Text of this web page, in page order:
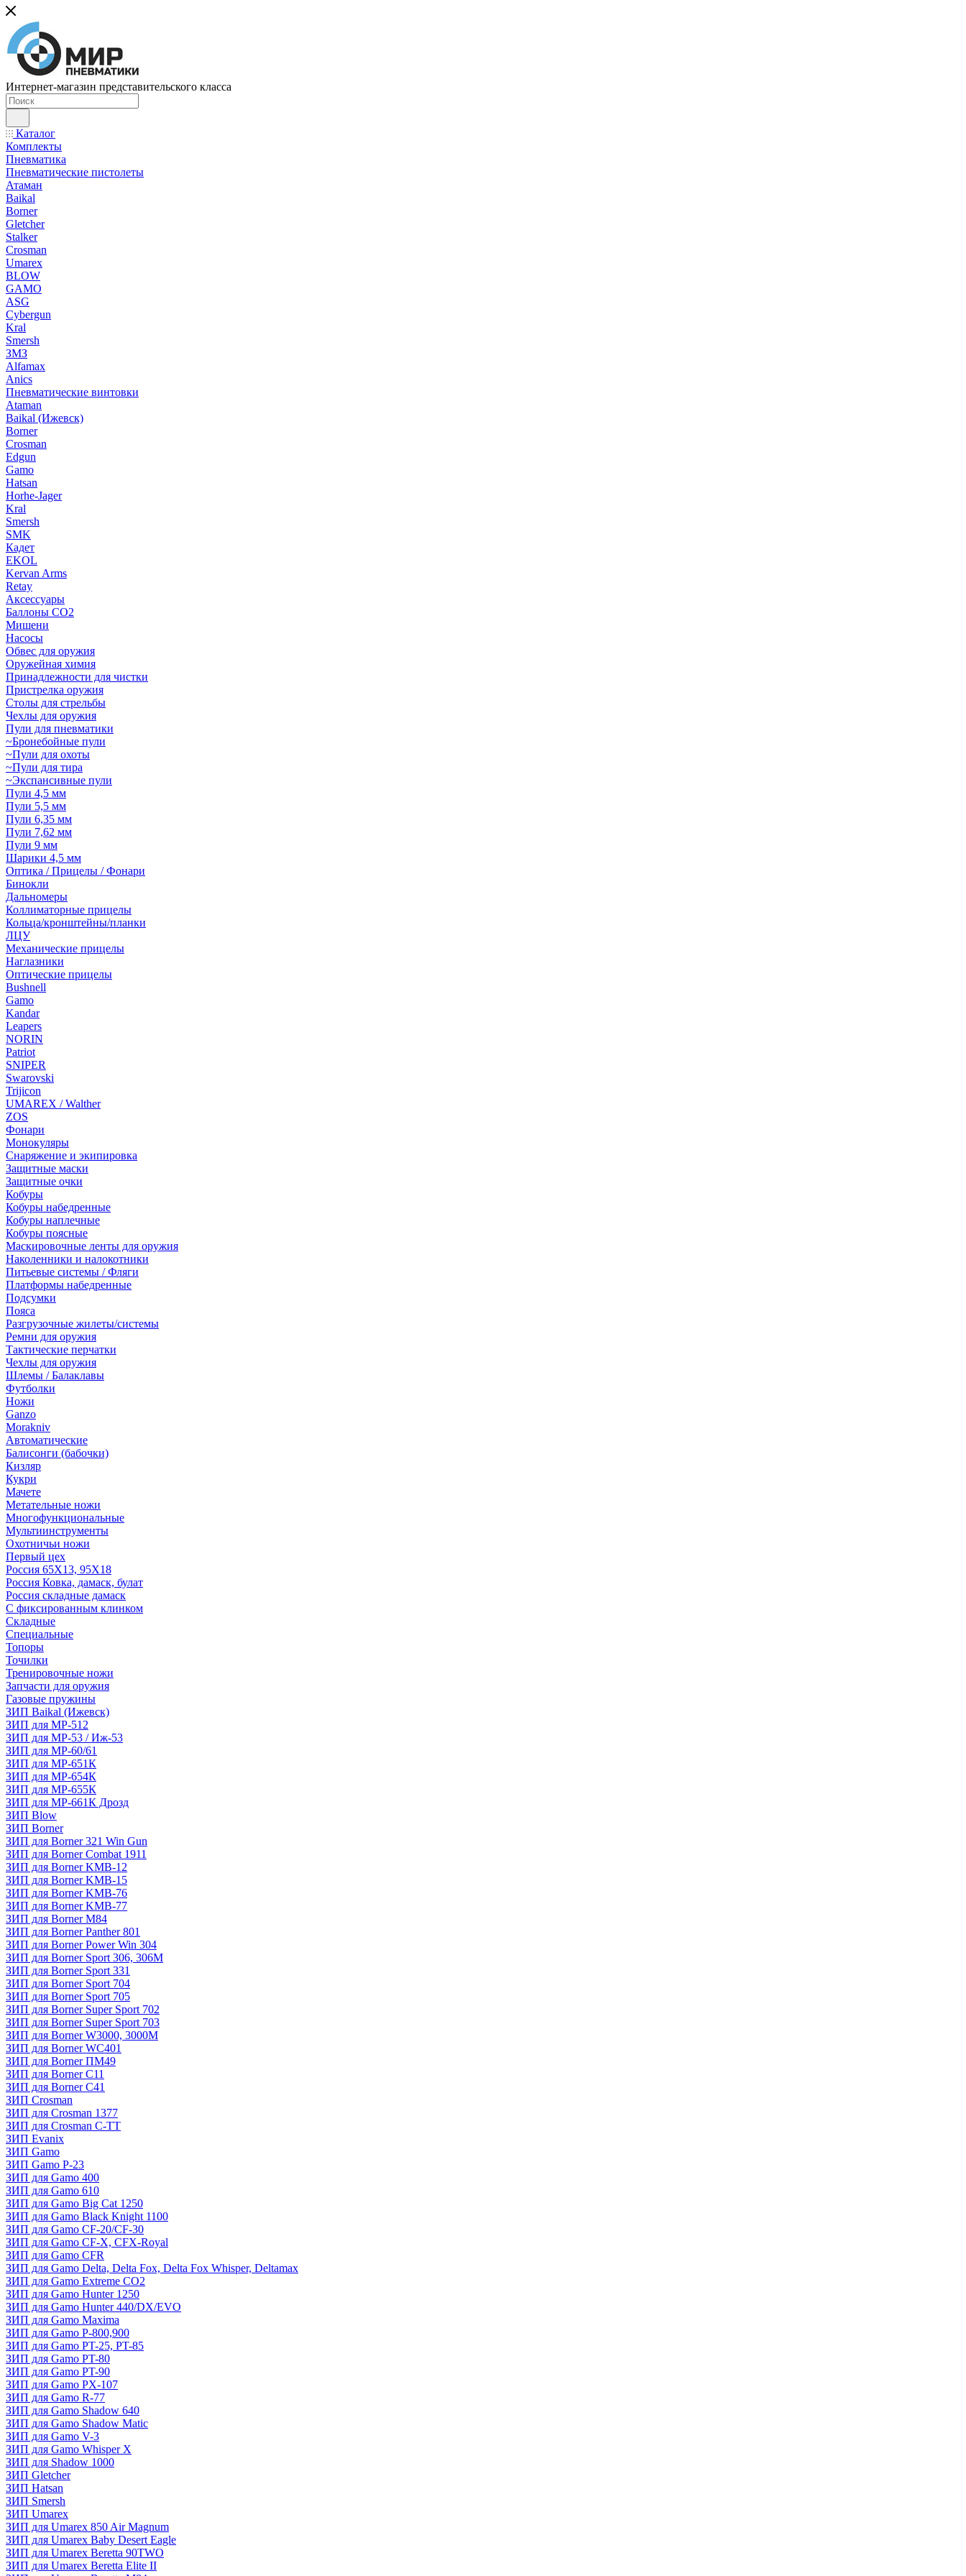
Интернет-магазин представительского класса
Каталог
Комплекты
Пневматика
Пневматические пистолеты
Атаман
Baikal
Borner
Gletcher
Stalker
Crosman
Umarex
BLOW
GAMO
ASG
Cybergun
Kral
Smersh
ЗМЗ
Alfamax
Anics
Пневматические винтовки
Ataman
Baikal (Ижевск)
Borner
Crosman
Edgun
Gamo
Hatsan
Horhe-Jager
Kral
Smersh
SMK
Кадет
EKOL
Kervan Arms
Retay
Аксессуары
Баллоны СО2
Мишени
Насосы
Обвес для оружия
Оружейная химия
Принадлежности для чистки
Пристрелка оружия
Столы для стрельбы
Чехлы для оружия
Пули для пневматики
~Бронебойные пули
~Пули для охоты
~Пули для тира
~Экспансивные пули
Пули 4,5 мм
Пули 5,5 мм
Пули 6,35 мм
Пули 7,62 мм
Пули 9 мм
Шарики 4,5 мм
Оптика / Прицелы / Фонари
Бинокли
Дальномеры
Коллиматорные прицелы
Кольца/кронштейны/планки
ЛЦУ
Механические прицелы
Наглазники
Оптические прицелы
Bushnell
Gamo
Kandar
Leapers
NORIN
Patriot
SNIPER
Swarovski
Trijicon
UMAREX / Walther
ZOS
Фонари
Монокуляры
Снаряжение и экипировка
Защитные маски
Защитные очки
Кобуры
Кобуры набедренные
Кобуры наплечные
Кобуры поясные
Маскировочные ленты для оружия
Наколенники и налокотники
Питьевые системы / Фляги
Платформы набедренные
Подсумки
Пояса
Разгрузочные жилеты/системы
Ремни для оружия
Тактические перчатки
Чехлы для оружия
Шлемы / Балаклавы
Футболки
Ножи
Ganzo
Morakniv
Автоматические
Балисонги (бабочки)
Кизляр
Кукри
Мачете
Метательные ножи
Многофункциональные
Мультиинструменты
Охотничьи ножи
Первый цех
Россия 65Х13, 95Х18
Россия Ковка, дамаск, булат
Россия складные дамаск
С фиксированным клинком
Складные
Специальные
Топоры
Точилки
Тренировочные ножи
Запчасти для оружия
Газовые пружины
ЗИП Baikal (Ижевск)
ЗИП для МР-512
ЗИП для МР-53 / Иж-53
ЗИП для МР-60/61
ЗИП для МР-651К
ЗИП для МР-654К
ЗИП для МР-655К
ЗИП для МР-661К Дрозд
ЗИП Blow
ЗИП Borner
ЗИП для Borner 321 Win Gun
ЗИП для Borner Combat 1911
ЗИП для Borner KMB-12
ЗИП для Borner KMB-15
ЗИП для Borner KMB-76
ЗИП для Borner KMB-77
ЗИП для Borner M84
ЗИП для Borner Panther 801
ЗИП для Borner Power Win 304
ЗИП для Borner Sport 306, 306M
ЗИП для Borner Sport 331
ЗИП для Borner Sport 704
ЗИП для Borner Sport 705
ЗИП для Borner Super Sport 702
ЗИП для Borner Super Sport 703
ЗИП для Borner W3000, 3000М
ЗИП для Borner WC401
ЗИП для Borner ПМ49
ЗИП для Borner С11
ЗИП для Borner С41
ЗИП Crosman
ЗИП для Crosman 1377
ЗИП для Crosman C-TT
ЗИП Evanix
ЗИП Gamo
ЗИП Gamo P-23
ЗИП для Gamo 400
ЗИП для Gamo 610
ЗИП для Gamo Big Cat 1250
ЗИП для Gamo Black Knight 1100
ЗИП для Gamo CF-20/CF-30
ЗИП для Gamo CF-X, CFX-Royal
ЗИП для Gamo CFR
ЗИП для Gamo Delta, Delta Fox, Delta Fox Whisper, Deltamax
ЗИП для Gamo Extreme CO2
ЗИП для Gamo Hunter 1250
ЗИП для Gamo Hunter 440/DX/EVO
ЗИП для Gamo Maxima
ЗИП для Gamo P-800,900
ЗИП для Gamo PT-25, PT-85
ЗИП для Gamo PT-80
ЗИП для Gamo PT-90
ЗИП для Gamo PX-107
ЗИП для Gamo R-77
ЗИП для Gamo Shadow 640
ЗИП для Gamo Shadow Matic
ЗИП для Gamo V-3
ЗИП для Gamo Whisper X
ЗИП для Shadow 1000
ЗИП Gletcher
ЗИП Hatsan
ЗИП Smersh
ЗИП Umarex
ЗИП для Umarex 850 Air Magnum
ЗИП для Umarex Baby Desert Eagle
ЗИП для Umarex Beretta 90TWO
ЗИП для Umarex Beretta Elite II